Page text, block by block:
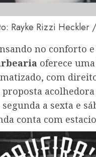
Rayke Rizzi Heckler
no conforto
oferece
com
proposta acolhedora
segunda a sexta e
conta com